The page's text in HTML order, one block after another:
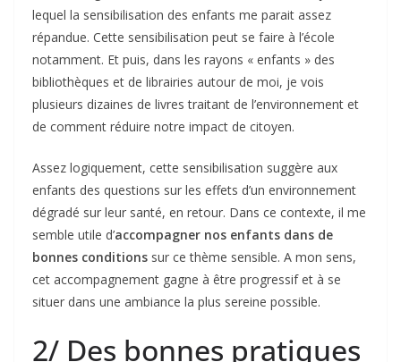
lequel la sensibilisation des enfants me parait assez
répandue. Cette sensibilisation peut se faire à l’école
notamment. Et puis, dans les rayons « enfants » des
bibliothèques et de librairies autour de moi, je vois
plusieurs dizaines de livres traitant de l’environnement et
de comment réduire notre impact de citoyen.
Assez logiquement, cette sensibilisation suggère aux
enfants des questions sur les effets d’un environnement
dégradé sur leur santé, en retour. Dans ce contexte, il me
semble utile d’accompagner nos enfants dans de
bonnes conditions sur ce thème sensible. A mon sens,
cet accompagnement gagne à être progressif et à se
situer dans une ambiance la plus sereine possible.
2/ Des bonnes pratiques